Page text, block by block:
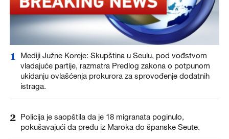
1
Mediji Južne Koreje: Skupština u Seulu, pod vođstvom
vladajuće partije, razmatra Predlog zakona o potpunom
ukidanju ovlašćenja prokurora za sprovođenje dodatnih
istraga.
2 Policija je saopštila da je 18 migranata poginulo,
pokušavajući da pređu iz Maroka do španske Seute.